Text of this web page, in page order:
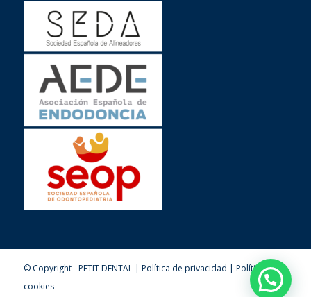
© Copyright - PETIT DENTAL | Política de privacidad | Política de
cookies